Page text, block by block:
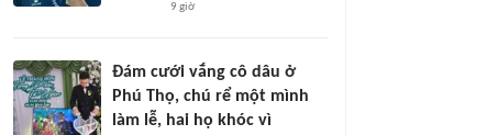
9 giờ
Đám cưới vắng cô dâu ở
Phú Thọ, chú rể một mình
làm lễ, hai họ khóc vì